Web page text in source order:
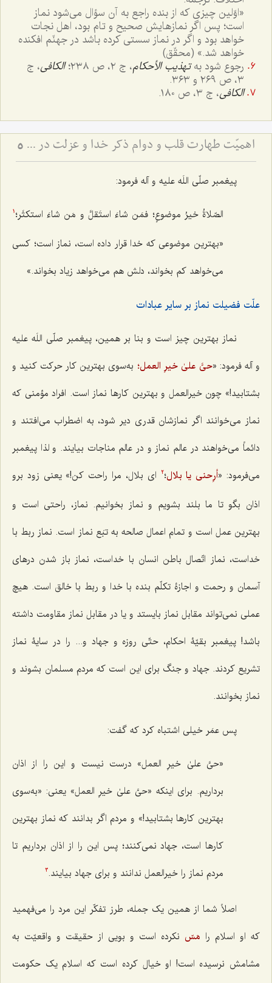
«اوّلین چیزی که از بنده راجع به آن سؤال می‌شود نماز
است؛ پس اگر نمازهایش صحیح و تام بود، اهل نجات
خواهد بود و اگر در نماز سستی کرده باشد در جهنّم افکنده
خواهد شد.» (محقّق)
رجوع شود بهتهذیب الأحکام، ج ٢، ص ٢٣٨؛ الکافی، ج
٣، ص ٢٦٩ و ٣٦٣.
الکافی، ج ٣، ص ١٨٠.
اهمیّت طهارت قلب و دوام ذکر خدا و عزلت در سیروسلوک 5
پیغمبر صلّی اللَه علیه و آله فرمود:
الصّلاةُ خیرُ موضوعٍ؛ فمَن شاءَ استَقلَّ و مَن شاءَ استکثَر؛ 1
«بهترین موضوعی که خدا قرار داده است، نماز است؛ کسی
می‌خواهد کم بخواند، دلش هم می‌خواهد زیاد بخواند.»
علّت فضیلت نماز بر سایر عبادات
نماز بهترین چیز است و بنا بر همین، پیغمبر صلّی اللَه علیه
و آله فرمود: «حیَّ علیٰ خیرِ العمل؛ به‌سوی بهترین کار حرکت کنید و
بشتابید!» چون خیرالعمل و بهترین کارها نماز است. افراد مؤمنی که
نماز می‌خوانند اگر نمازشان قدری دیر شود، به اضطراب می‌افتند و
دائماً می‌خواهند در عالم نماز و در عالم مناجات بیایند. و لذا پیغمبر
می‌فرمود: «أرِحنی یا بلال؛2
ای بلال، مرا راحت کن!» یعنی زود برو
اذان بگو تا ما بلند بشویم و نماز بخوانیم. نماز، راحتی است و
بهترین عمل است و تمام اعمال صالحه به تبَع نماز است. نماز ربط با
خداست، نماز اتّصال باطن انسان با خداست، نماز باز شدن درهای
آسمان و رحمت و اجازۀ تکلّم بنده با خدا و ربط با خالق است. هیچ
عملی نمی‌تواند مقابل نماز بایستد و یا در مقابل نماز مقاومت داشته
باشد! پیغمبر بقیّۀ احکام، حتّی روزه و جهاد و... را در سایۀ نماز
تشریع کردند. جهاد و جنگ برای این است که مردم مسلمان بشوند و
نماز بخوانند.
پس عمَر خیلی اشتباه کرد که گفت:
«حیَّ علیٰ خیرِ العمل» درست نیست و این را از اذان
برداریم. برای اینکه «حیَّ علیٰ خیرِ العمل» یعنی: «به‌سوی
بهترین کارها بشتابید!» و مردم اگر بدانند که نماز بهترین
کارها است، جهاد نمی‌کنند؛ پس این را از اذان برداریم تا
مردم نماز را خیرالعمل ندانند و برای جهاد بیایند.3
اصلاً شما از همین یک جمله، طرز تفکّر این مرد را می‌فهمید
که او اسلام را مَسّ نکرده است و بویی از حقیقت و واقعیّت به
مشامش نرسیده است! او خیال کرده است که اسلام یک حکومت